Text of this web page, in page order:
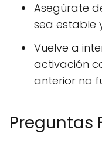
Asegúrate
sea estable
Vuelve a
activación
anterior no
Preguntas